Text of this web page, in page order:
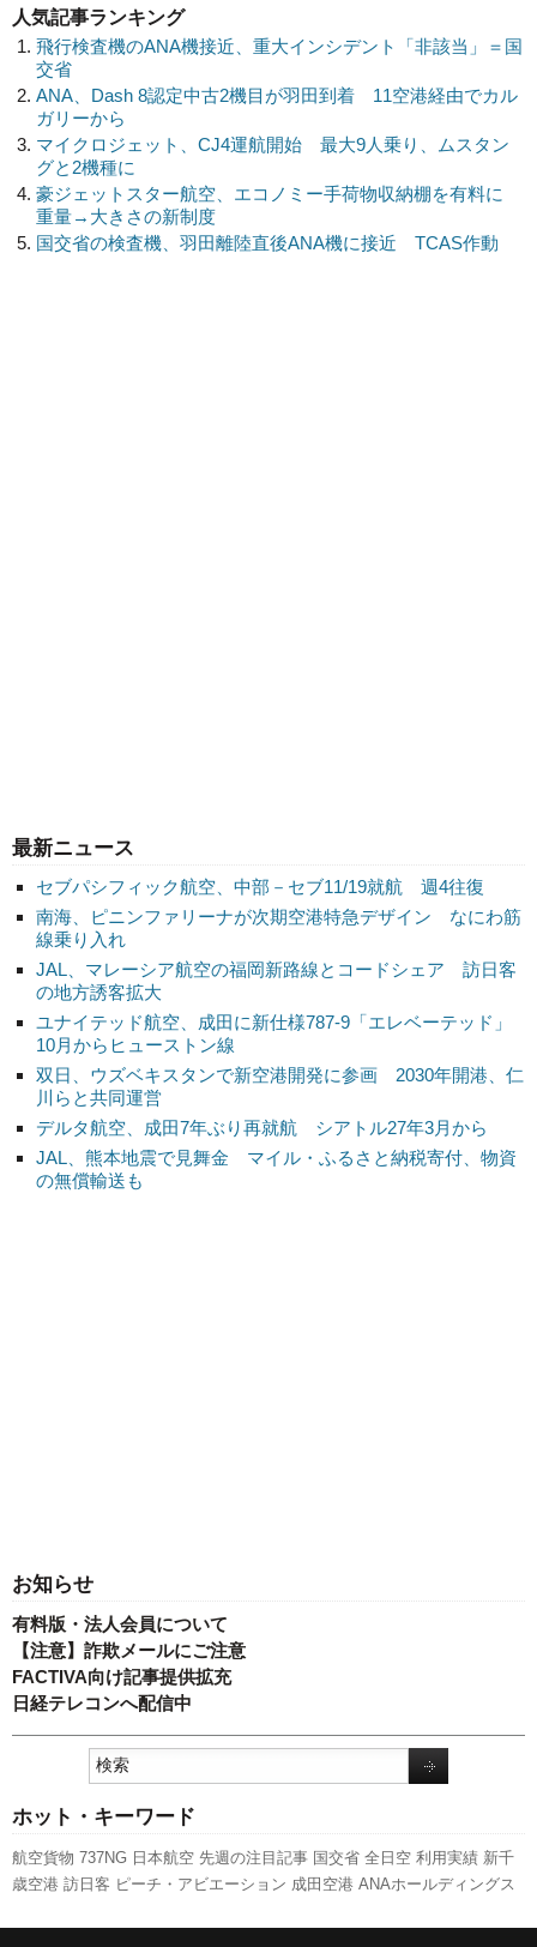
最新ニュース
セブパシフィック航空、中部－セブ11/19就航 週4往復
南海、ピニンファリーナが次期空港特急デザイン なにわ筋
線乗り入れ
JAL、マレーシア航空の福岡新路線とコードシェア 訪日客
の地方誘客拡大
ユナイテッド航空、成田に新仕様787-9「エレベーテッド」
10月からヒューストン線
双日、ウズベキスタンで新空港開発に参画 2030年開港、仁
川らと共同運営
デルタ航空、成田7年ぶり再就航 シアトル27年3月から
JAL、熊本地震で見舞金 マイル・ふるさと納税寄付、物資
の無償輸送も
お知らせ
有料版・法人会員について
【注意】詐欺メールにご注意
FACTIVA向け記事提供拡充
日経テレコンへ配信中
ホット・キーワード
航空貨物 737NG 日本航空 先週の注目記事 国交省 全日空 利用実績 新千
歳空港 訪日客 ピーチ・アビエーション 成田空港 ANAホールディングス
人気記事ランキング
飛行検査機のANA機接近、重大インシデント「非該当」＝国
交省
ANA、Dash 8認定中古2機目が羽田到着 11空港経由でカル
ガリーから
マイクロジェット、CJ4運航開始 最大9人乗り、ムスタン
グと2機種に
豪ジェットスター航空、エコノミー手荷物収納棚を有料に
重量→大きさの新制度
国交省の検査機、羽田離陸直後ANA機に接近 TCAS作動